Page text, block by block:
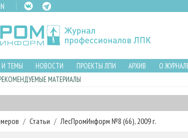
И ТЕМЫ НОВОСТИ ПРОЕКТЫ ЛПИ АРХИВ О
МАТЕРИАЛЫ
Статьи ЛесПромИнформ №8 (66), 2009 г.